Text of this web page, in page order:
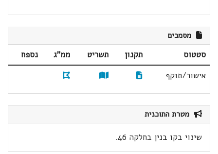
מסמכים
סטטוס תקנון תשריט ממ"ג
נספח
אישור/תוקף
מטרת התוכנית
שינוי בקו בנין בחלקה 46.